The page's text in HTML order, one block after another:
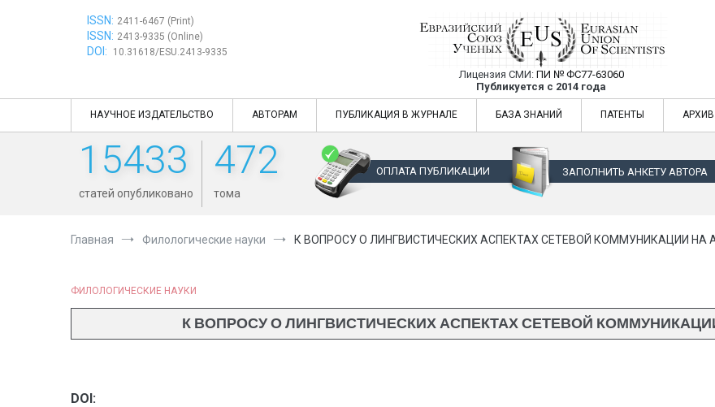
ISSN: 2411-6467 (Print)
ISSN: 2413-9335 (Online)
DOI: 10.31618/ESU.2413-9335
Евразийский Союз Ученых —
Лицензия СМИ: ПИ № ФС77-63060
Публикуется с 2014 года
Евразийский Союз Ученых — публикация научных статей в
НАУЧНОЕ ИЗДАТЕЛЬСТВО АВТОРАМ ПУБЛИКАЦИЯ В ЖУРНАЛЕ БАЗА ЗНАНИЙ ПАТЕНТЫ АРХИВ
15433
статей опубликовано
472
тома
ОПЛАТА ПУБЛИКАЦИИ ЗАПОЛНИТЬ АНКЕТУ АВТОРА
Главная Филологические науки К ВОПРОСУ О ЛИНГВИСТИЧЕСКИХ АСПЕКТАХ СЕТЕВОЙ КОММУНИКАЦИИ НА
ФИЛОЛОГИЧЕСКИЕ НАУКИ
К ВОПРОСУ О ЛИНГВИСТИЧЕСКИХ АСПЕКТАХ СЕТЕВОЙ
DOI: